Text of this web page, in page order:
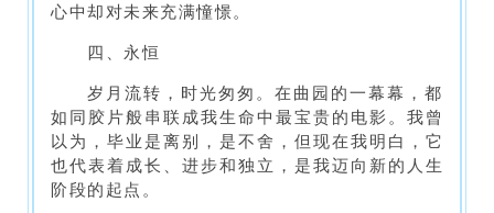
心中却对未来充满憧憬。
四、永恒
岁月流转，时光匆匆。在曲园的一幕幕，都
如同胶片般串联成我生命中最宝贵的电影。我曾
以为，毕业是离别，是不舍，但现在我明白，它
也代表着成长、进步和独立，是我迈向新的人生
阶段的起点。